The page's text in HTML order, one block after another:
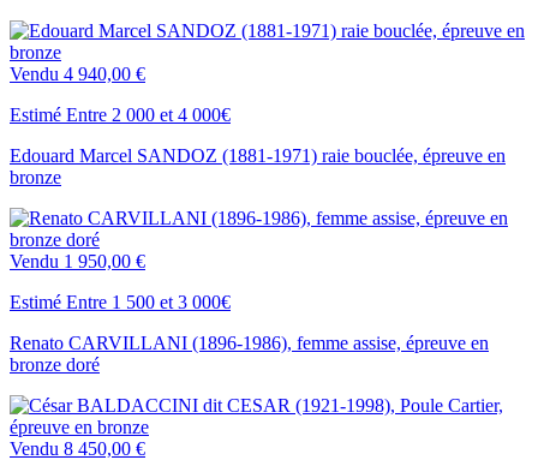
Vendu 4 940,00 €
Estimé Entre 2 000 et 4 000€
Edouard Marcel SANDOZ (1881-1971) raie bouclée, épreuve en
bronze
Vendu 1 950,00 €
Estimé Entre 1 500 et 3 000€
Renato CARVILLANI (1896-1986), femme assise, épreuve en
bronze doré
Vendu 8 450,00 €